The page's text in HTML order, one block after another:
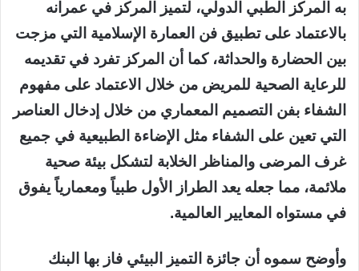
به المركز الطبي الدولي، لتميز المركز في عمرانه
بالاعتماد على تطبيق فن العمارة الإسلامية التي مزجت
بين الحضارة والحداثة، كما أن المركز تفرد في تقديمه
للرعاية الصحية للمريض من خلال الاعتماد على مفهوم
الشفاء بفن التصميم المعماري من خلال إدخال العناصر
التي تعين على الشفاء مثل الإضاءة الطبيعية في جميع
غرف المرضى والمناظر الخلابة لتشكل بيئة صحية
ملائمة، مما جعله يعد الطراز الأول طبياً ومعمارياً يفوق
في مستواه المعايير العالمية.
وأوضح سموه أن جائزة التميز البيئي فاز بها البنك